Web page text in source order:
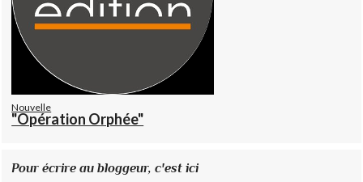
Nouvelle
"Opération Orphée"
Pour écrire au bloggeur, c'est ici